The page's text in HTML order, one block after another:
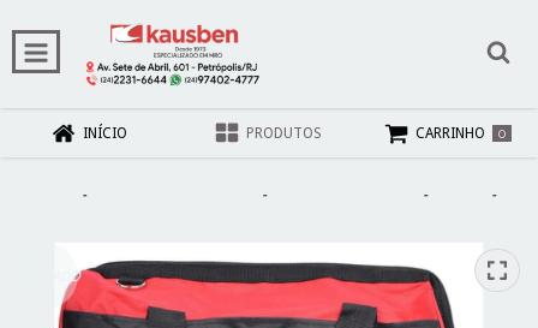
INÍCIO PRODUTOS CARRINHO 0
- - -
-
ESGOTADO